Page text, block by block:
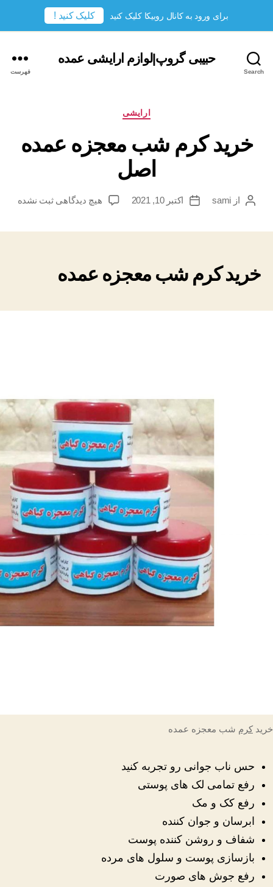
Search
حبیبی گروپ|لوازم ارایشی عمده
فهرست
دسته‌ها
ارایشی
خرید کرم شب معجزه عمده
اصل
نویسندهٔ
از sami
تاریخاکتبر 10, 2021 هیچ دیدگاهیبرای
ثبت نشده
خرید کرم شب معجزه عمده
خرید کرم شب معجزه عمده
حس ناب جوانی رو تجربه کنید
رفع تمامی لک های پوستی
رفع کک و مک
ابرسان و جوان کننده
شفاف و روشن کننده پوست
بازسازی پوست و سلول های مرده
رفع جوش های صورت
برای ورود به کانال روبیکا کلیک کنید کلیک کنید !